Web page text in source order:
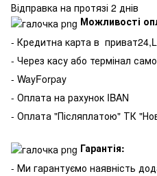
Відправка на протязі 2 днів
Можливості
- Кредитна карта в
- Через касу або термінал
- WayForpay
- Оплата на рахунок IBAN
- Оплата "Післяплатою" ТК
Гарантія:
- Ми гарантуємо наявність